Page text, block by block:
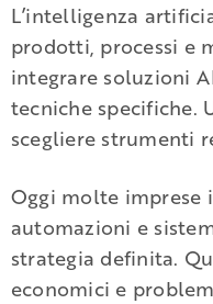
L’intelligenza
prodotti, processi e
integrare soluzioni
tecniche specifiche.
scegliere strumenti
Oggi molte imprese
automazioni e
strategia definita.
economici e